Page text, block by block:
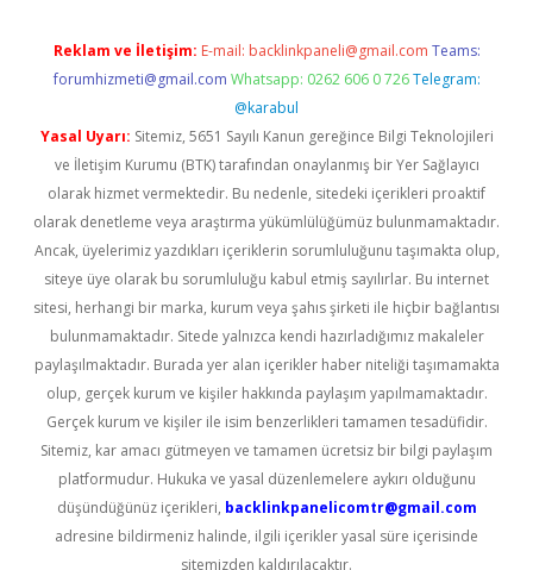
Reklam ve İletişim: E-mail: backlinkpaneli@gmail.com Teams:
forumhizmeti@gmail.com Whatsapp: 0262 606 0 726 Telegram:
@karabul
Yasal Uyarı: Sitemiz, 5651 Sayılı Kanun gereğince Bilgi Teknolojileri
ve İletişim Kurumu (BTK) tarafından onaylanmış bir Yer Sağlayıcı
olarak hizmet vermektedir. Bu nedenle, sitedeki içerikleri proaktif
olarak denetleme veya araştırma yükümlülüğümüz bulunmamaktadır.
Ancak, üyelerimiz yazdıkları içeriklerin sorumluluğunu taşımakta olup,
siteye üye olarak bu sorumluluğu kabul etmiş sayılırlar. Bu internet
sitesi, herhangi bir marka, kurum veya şahıs şirketi ile hiçbir bağlantısı
bulunmamaktadır. Sitede yalnızca kendi hazırladığımız makaleler
paylaşılmaktadır. Burada yer alan içerikler haber niteliği taşımamakta
olup, gerçek kurum ve kişiler hakkında paylaşım yapılmamaktadır.
Gerçek kurum ve kişiler ile isim benzerlikleri tamamen tesadüfidir.
Sitemiz, kar amacı gütmeyen ve tamamen ücretsiz bir bilgi paylaşım
platformudur. Hukuka ve yasal düzenlemelere aykırı olduğunu
düşündüğünüz içerikleri, backlinkpanelicomtr@gmail.com
adresine bildirmeniz halinde, ilgili içerikler yasal süre içerisinde
sitemizden kaldırılacaktır.